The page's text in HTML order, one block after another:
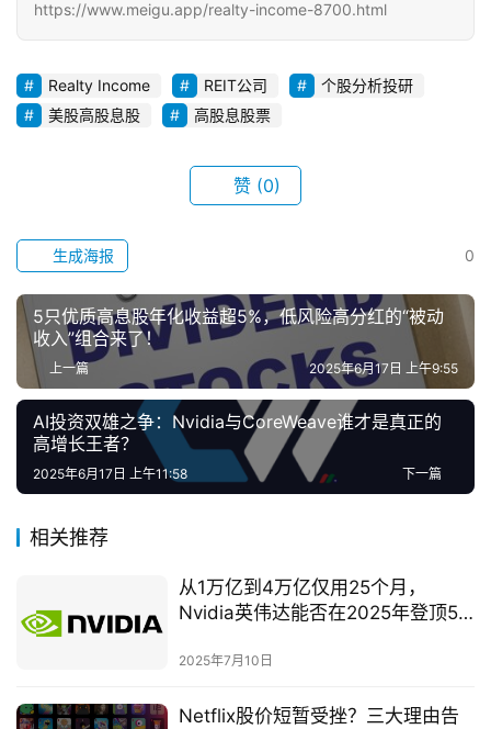
L
i
n
https://www.meigu.app/realty-income-8700.html
Realty Income REIT公司
个股分析投研
美股高股息股
高股息股票
赞 (0)
0
生成海报
5只优质高息股年化收益超5%，低风险高分红的“被动
收入”组合来了！
上一篇 2025年6月17日 上午9:55
AI投资双雄之争：Nvidia与CoreWeave谁才是真正的
高增长王者？
下一篇
2025年6月17日 上午11:58
相关推荐
从1万亿到4万亿仅用25个月，
Nvidia英伟达能否在2025年登顶5
2025年7月10日
Netflix股价短暂受挫？三大理由告